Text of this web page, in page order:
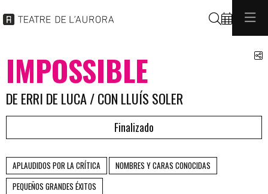
Buscar
IMPOSSIBLE
DE ERRI DE LUCA / CON LLUÍS SOLER
Finalizado
APLAUDIDOS POR LA CRÍTICA
NOMBRES Y CARAS CONOCIDAS
PEQUEÑOS GRANDES ÉXITOS